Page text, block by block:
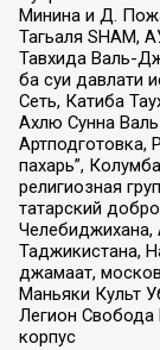
Минина и Д.
Тагьаля SHAM,
Тавхида Валь-
ба суи давлати
Сеть, Катиба
Ахлю Сунна
Артподготовка,
пахарь”,
религиозная
татарский
Челебиджихана,
Таджикистана,
джамаат,
Маньяки Культ
Легион Свобода
корпус